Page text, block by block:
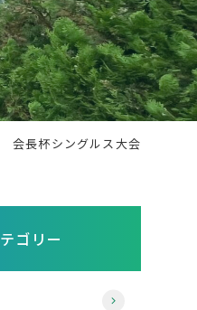
長杯シングルス大会
ゴリー